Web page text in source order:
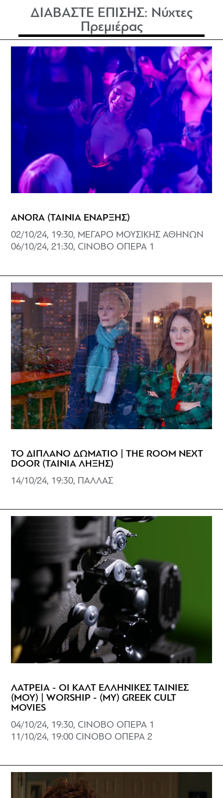
ΔΙΑΒΑΣΤΕ ΕΠΙΣΗΣ: Νύχτες
Πρεμιέρας
ANORA (ΤΑΙΝΙΑ ΕΝΑΡΞΗΣ)
02/10/24, 19:30, ΜΕΓΑΡΟ ΜΟΥΣΙΚΗΣ ΑΘΗΝΩΝ
06/10/24, 21:30, CINOBO ΟΠΕΡΑ 1
ΤΟ ΔΙΠΛΑΝΟ ΔΩΜΑΤΙΟ | THE ROOM NEXT
DOOR (ΤΑΙΝΙΑ ΛΗΞΗΣ)
14/10/24, 19:30, ΠΑΛΛΑΣ
ΛΑΤΡΕΙΑ - ΟΙ ΚΑΛΤ ΕΛΛΗΝΙΚΕΣ ΤΑΙΝΙΕΣ
(ΜΟΥ) | WORSHIP - (MY) GREEK CULT
MOVIES
04/10/24, 19:30, CINOBO ΟΠΕΡΑ 1
11/10/24, 19:00 CINOBO OΠΕΡΑ 2